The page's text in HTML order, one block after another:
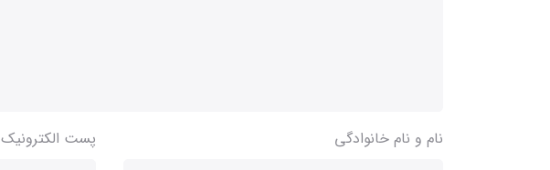
نام و نام خانوادگی پست الکترونیک